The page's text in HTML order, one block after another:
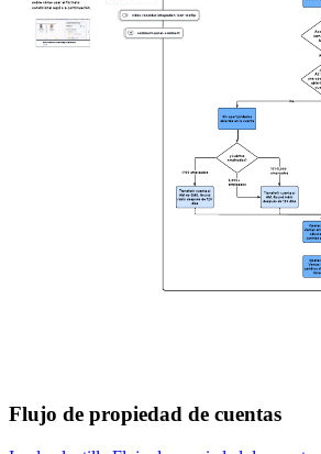
Flujo de propiedad de cuentas